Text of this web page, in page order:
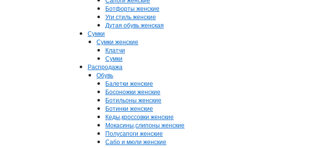
Ботфорты женские
Уги стиль женские
Дутая обувь женская
Сумки
Сумки женские
Клатчи
Сумки
Распродажа
Обувь
Балетки женские
Босоножки женские
Ботильоны женские
Ботинки женские
Кеды,кроссовки женские
Мокасины,слипоны женские
Полусапоги женские
Сабо и мюли женские